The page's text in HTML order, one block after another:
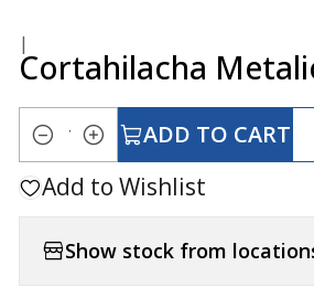
|
Cortahilacha
Quantity
ADD TO CART
Add to Wishlist
Show stock from